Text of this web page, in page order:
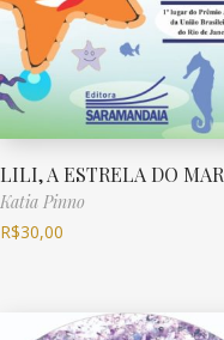
LILI, A ESTRELA DO MAR
Katia Pinno
R$30,00